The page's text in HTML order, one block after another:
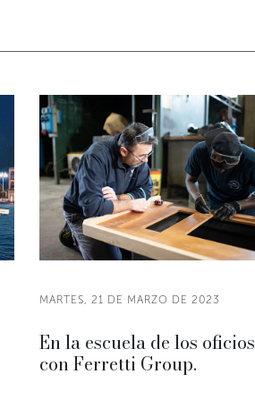
MARTES, 21 DE MARZO DE 2023
En la escuela de los oficios
con Ferretti Group.